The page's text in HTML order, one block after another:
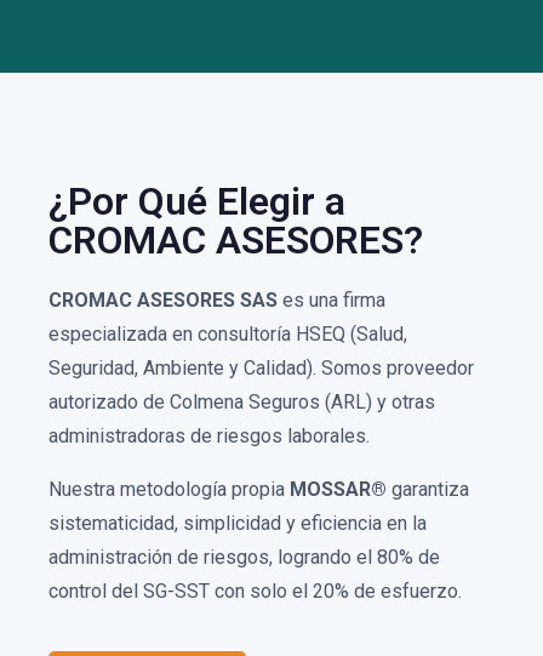
¿Por Qué Elegir a
CROMAC ASESORES?
CROMAC ASESORES SAS es una firma
especializada en consultoría HSEQ (Salud,
Seguridad, Ambiente y Calidad). Somos proveedor
autorizado de Colmena Seguros (ARL) y otras
administradoras de riesgos laborales.
Nuestra metodología propia MOSSAR® garantiza
sistematicidad, simplicidad y eficiencia en la
administración de riesgos, logrando el 80% de
control del SG-SST con solo el 20% de esfuerzo.